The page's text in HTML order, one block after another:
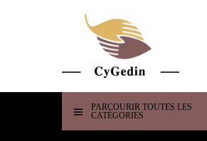
PARCOURIR TOUTES LES
CATÉGORIES